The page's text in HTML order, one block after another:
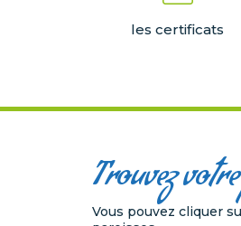
les certificats
Trouvez
Vous pouvez cliquer